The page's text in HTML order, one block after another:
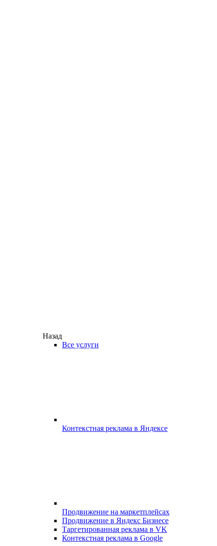
Назад
Все услуги
Контекстная реклама в Яндексе
Продвижение на маркетплейсах
Продвижение в Яндекс Бизнесе
Таргетированная реклама в VK
Контекстная реклама в Google